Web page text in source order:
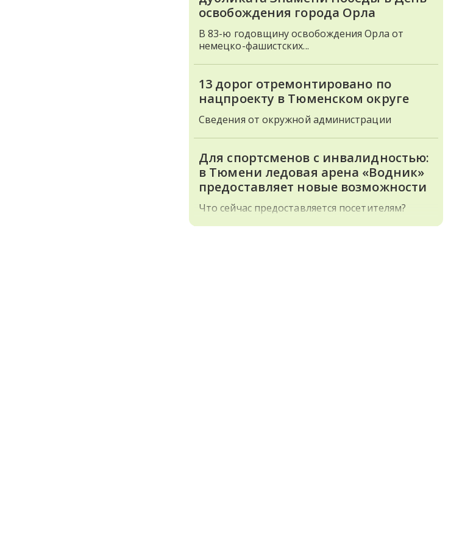
освобождения города Орла
В 83-ю годовщину освобождения Орла от
немецко-фашистских...
13 дорог отремонтировано по
нацпроекту в Тюменском округе
Сведения от окружной администрации
Для спортсменов с инвалидностью:
в Тюмени ледовая арена «Водник»
предоставляет новые возможности
Что сейчас предоставляется посетителям?